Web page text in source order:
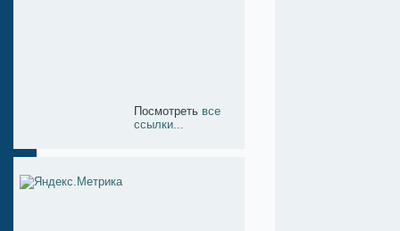
Посмотреть все
ссылки...